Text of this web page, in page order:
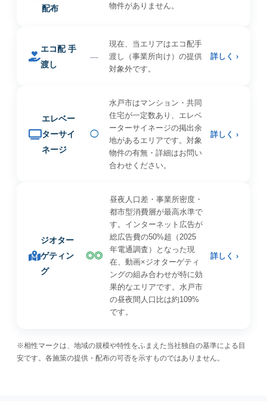
配布
物件がありません。
エコ配 手
渡し
—
現在、当エリアはエコ配手
渡し（事業所向け）の提供
対象外です。
詳しく ›
エレベー
ターサイ
ネージ
◯
水戸市はマンション・共同
住宅が一定数あり、エレベ
ーターサイネージの掲出余
地があるエリアです。対象
物件の有無・詳細はお問い
合わせください。
詳しく ›
ジオター
ゲティン
グ
◎◎
昼夜人口差・事業所密度・
都市型消費層が最高水準で
す。インターネット広告が
総広告費の50%超（2025
年電通調査）となった現
在、動画×ジオターゲティ
ングの組み合わせが特に効
果的なエリアです。水戸市
の昼夜間人口比は約109%
です。
詳しく ›
※相性マークは、地域の規模や特性をふまえた当社独自の基準による目
安です。各施策の提供・配布の可否を示すものではありません。